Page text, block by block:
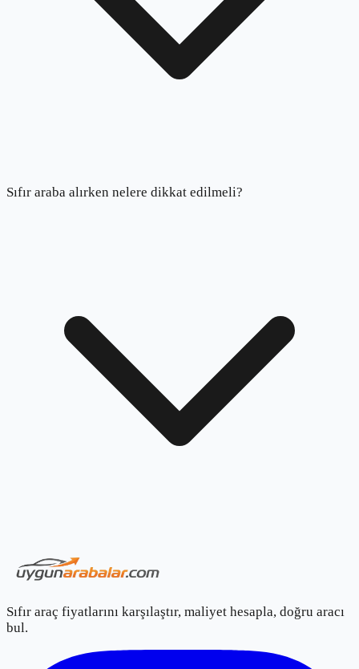
Sıfır araba alırken nelere dikkat edilmeli?
Sıfır araç fiyatlarını karşılaştır, maliyet hesapla, doğru aracı
bul.